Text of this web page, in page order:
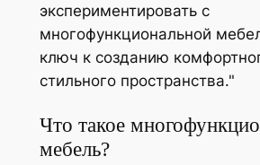
экспериментировать с
многофункциональной
ключ к созданию
стильного пространства.
Что такое
мебель?